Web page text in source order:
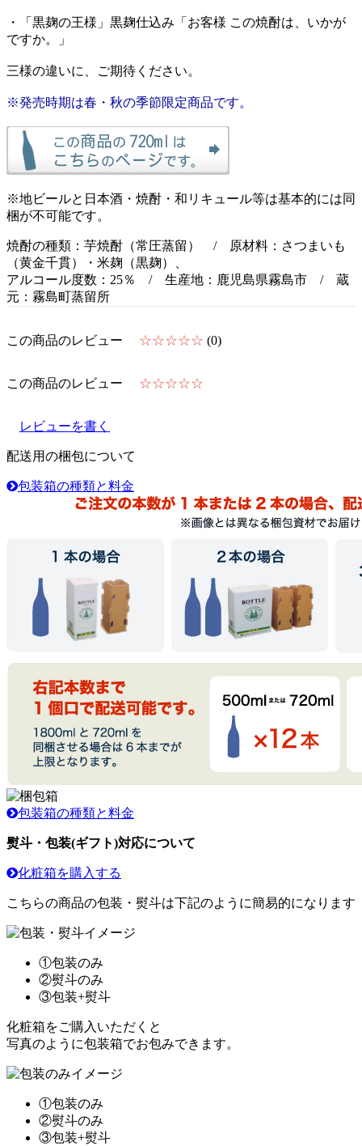
・「黒麹の王様」黒麹仕込み「お客様 この焼酎は、いかが
ですか。」
三様の違いに、ご期待ください。
※発売時期は春・秋の季節限定商品です。
※地ビールと日本酒・焼酎・和リキュール等は基本的には同
梱が不可能です。
焼酎の種類：芋焼酎（常圧蒸留） / 原材料：さつまいも
（黄金千貫）・米麹（黒麹）、
アルコール度数：25％ / 生産地：鹿児島県霧島市 / 蔵
元：霧島町蒸留所
この商品のレビュー ☆☆☆☆☆ (0)
この商品のレビュー ☆☆☆☆☆
レビューを書く
配送用の梱包について
包装箱の種類と料金
包装箱の種類と料金
熨斗・包装(ギフト)対応について
化粧箱を購入する
こちらの商品の包装・熨斗は下記のように簡易的になります
①包装のみ
②熨斗のみ
③包装+熨斗
化粧箱をご購入いただくと
写真のように包装箱でお包みできます。
①包装のみ
②熨斗のみ
③包装+熨斗